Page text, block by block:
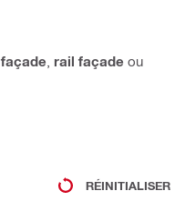
façade rail façade ou
RÉINITIALISER